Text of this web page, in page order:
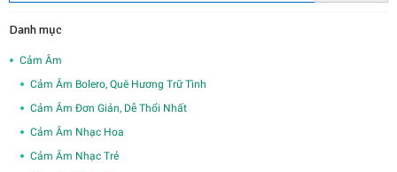
Danh mục
Cảm Âm
Cảm Âm Bolero, Quê Hương Trữ Tình
Cảm Âm Đơn Giản, Dễ Thổi Nhất
Cảm Âm Nhạc Hoa
Cảm Âm Nhạc Trẻ